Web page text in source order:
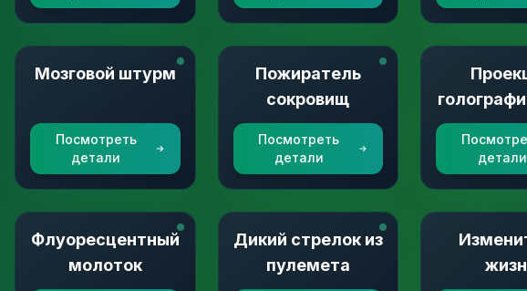
Мозговой штурм
Посмотреть
детали
Пожиратель
сокровищ
Посмотреть
детали
детали
Флуоресцентный
молоток
Дикий стрелок из
пулемета